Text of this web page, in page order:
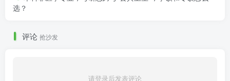
选？
评论 抢沙发
请登录后发表评论